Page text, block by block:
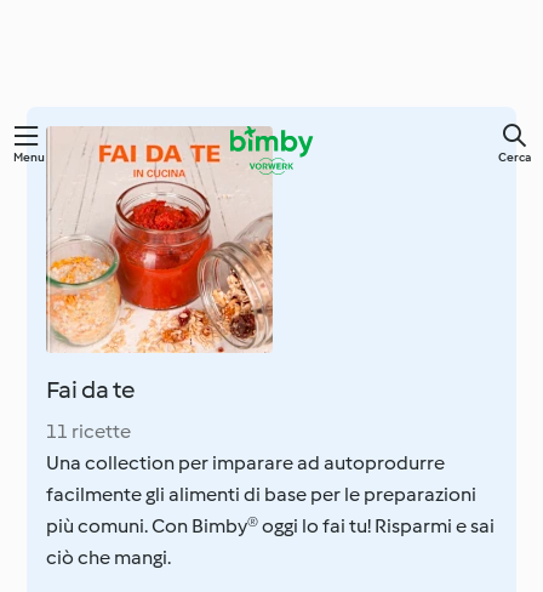
Vai
contenuto
principale
Menu Cerca
Fai da te
11 ricette
Una collection per imparare ad autoprodurre
facilmente gli alimenti di base per le preparazioni
più comuni. Con Bimby® oggi lo fai tu! Risparmi e sai
ciò che mangi.